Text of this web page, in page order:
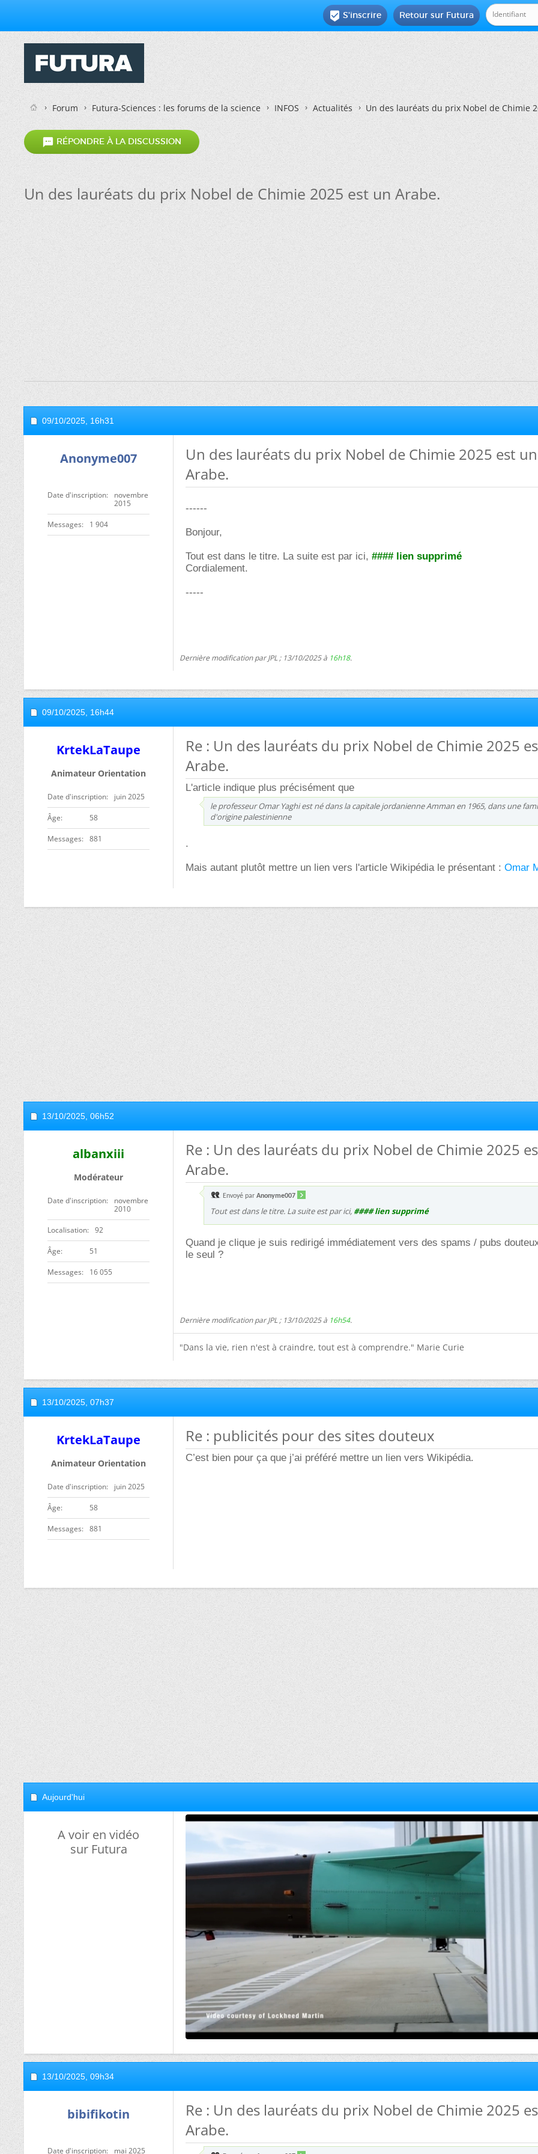
Retour sur Futura
 S'inscrire
Forum Futura-Sciences : les forums de la science INFOS Actualités Un des lauréats du prix Nobel de Chimie
 RÉPONDRE À LA DISCUSSION
Un des lauréats du prix Nobel de Chimie 2025 est un Arabe.
09/10/2025, 16h31
Anonyme007
Date d'inscription
novembre
2015
Messages 1 904
Un des lauréats du prix Nobel de Chimie 2025 est un
Arabe.
------
Bonjour,
Tout est dans le titre. La suite est par ici, #### lien supprimé
Cordialement.
-----
Dernière modification par JPL ; 13/10/2025 à 16h18.
09/10/2025, 16h44
KrtekLaTaupe
Animateur Orientation
Date d'inscription juin 2025
ge 58
Messages 881
Re : Un des lauréats du prix Nobel de Chimie 2025
Arabe.
L'article indique plus précisément que
le professeur Omar Yaghi est né dans la capitale jordanienne Amman en 1965, dans une
d'origine palestinienne
.
Mais autant plutôt mettre un lien vers l'article Wikipédia le présentant : Omar
13/10/2025, 06h52
albanxiii
Modérateur
Date d'inscription
novembre
2010
Localisation 92
ge 51
Messages 16 055
Re : Un des lauréats du prix Nobel de Chimie 2025
Arabe.
Envoyé par Anonyme007
Tout est dans le titre. La suite est par ici, #### lien supprimé
Quand je clique je suis redirigé immédiatement vers des spams / pubs
le seul ?
Dernière modification par JPL ; 13/10/2025 à 16h54.
"Dans la vie, rien n'est à craindre, tout est à comprendre." Marie Curie
13/10/2025, 07h37
KrtekLaTaupe
Animateur Orientation
Date d'inscription juin 2025
ge 58
Messages 881
Re : publicités pour des sites douteux
C’est bien pour ça que j’ai préféré mettre un lien vers Wikipédia.
Aujourd'hui
A voir en vidéo
sur Futura
13/10/2025, 09h34
bibifikotin
Date d'inscription mai 2025
Re : Un des lauréats du prix Nobel de Chimie 2025
Arabe.